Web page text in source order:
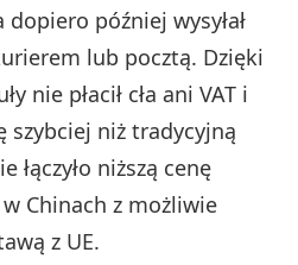
później wysyłał
lub pocztą. Dzięki
nie płacił cła ani VAT i
szybciej niż tradycyjną
łączyło niższą cenę
Chinach z możliwie
z UE.